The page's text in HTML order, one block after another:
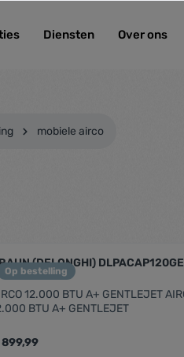
Diensten Over ons
mobiele airco
Op bestelling
(DELONGHI)
12.000 BTU A+ GENTLEJET
BTU A+ GENTLEJET